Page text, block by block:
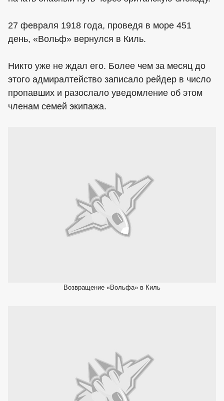
27 февраля 1918 года, проведя в море 451
день, «Вольф» вернулся в Киль.
Никто уже не ждал его. Более чем за месяц до
этого адмиралтейство записало рейдер в число
пропавших и разослало уведомление об этом
членам семей экипажа.
Возвращение «Вольфа» в Киль